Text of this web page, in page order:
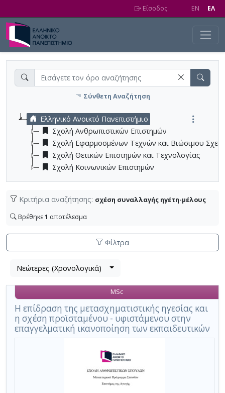
Είσοδος EN EΛ
Σύνθετη Αναζήτηση
Ελληνικό Ανοικτό Πανεπιστήμιο
Σχολή Ανθρωπιστικών Επιστημών
Σχολή Εφαρμοσμένων Τεχνών και Βιώσιμου
Σχολή Θετικών Επιστημών και Τεχνολογίας
Σχολή Κοινωνικών Επιστημών
Κριτήρια αναζήτησης: σχέση συναλλαγής ηγέτη-μέλους
Βρέθηκε1 αποτέλεσμα
Φίλτρα
Βρέθηκε
αποτέλεσμα
,
σύνολο
σελίδων
Λίστα
τα
αποτελέσματα
αναζήτησης:
Νεώτερες (Χρονολογικά)
Η επίδραση της μετασχηματιστικής ηγεσίας και
η σχέση προϊσταμένου - υφιστάμενου στην
επαγγελματική ικανοποίηση των εκπαιδευτικών
MSc